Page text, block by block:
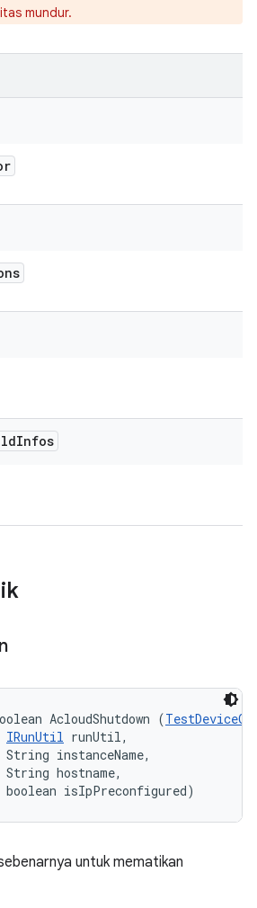
mundur.
Infos
AcloudShutdown (
IRunUtil runUtil,
String instanceName,
String hostname,
boolean isIpPreconfigured)
untuk mematikan